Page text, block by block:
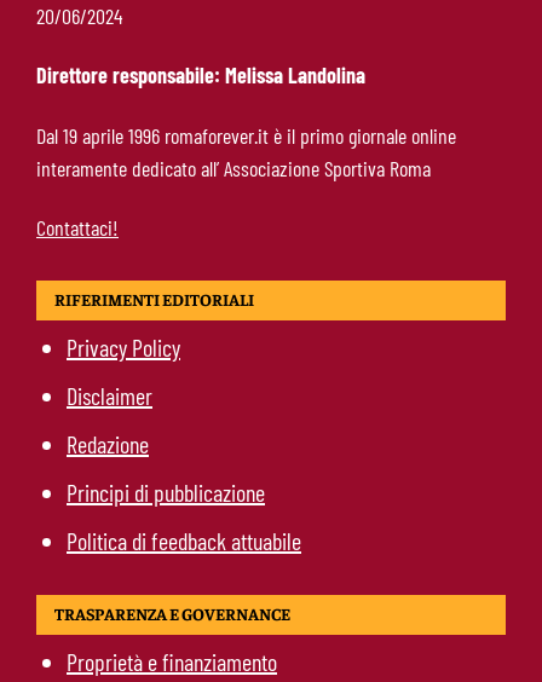
Calciomercato Roma, Kumbulla verso il Rayo
Vallecano: via libera alle visite
20/06/2024
Direttore responsabile: Melissa Landolina
Dal 19 aprile 1996 romaforever.it è il primo giornale online
interamente dedicato all’ Associazione Sportiva Roma
Contattaci!
RIFERIMENTI EDITORIALI
Privacy Policy
Disclaimer
Redazione
Principi di pubblicazione
Politica di feedback attuabile
TRASPARENZA E GOVERNANCE
Proprietà e finanziamento